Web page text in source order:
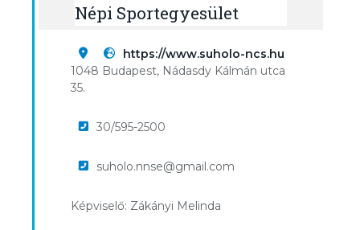
Népi Sportegyesület
https://www.suholo-ncs.hu
1048 Budapest, Nádasdy Kálmán utca
35.
30/595-2500
suholo.nnse@gmail.com
Képviselő: Zákányi Melinda